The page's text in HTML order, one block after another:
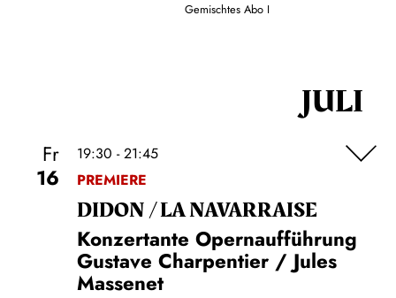
Gemischtes Abo I
JULI
Fr
16
19:30 - 21:45
PREMIERE
DIDON / LA NAVAR­RAISE
Konzertante Opernaufführung
Gustave Charpentier / Jules
Massenet